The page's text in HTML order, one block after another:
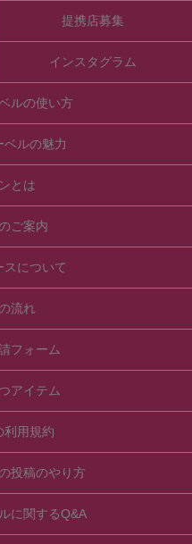
提携店募集
インスタグラム
ルの使い方
ベルの魅力
とは
ご案内
スについて
流れ
フォーム
アイテム
利用規約
投稿のやり方
に関するQ&A